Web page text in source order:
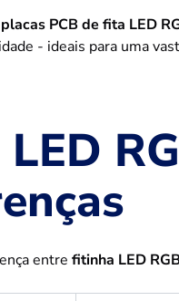
placas PCB de fita LED
- ideais para uma
entrefitinha LED